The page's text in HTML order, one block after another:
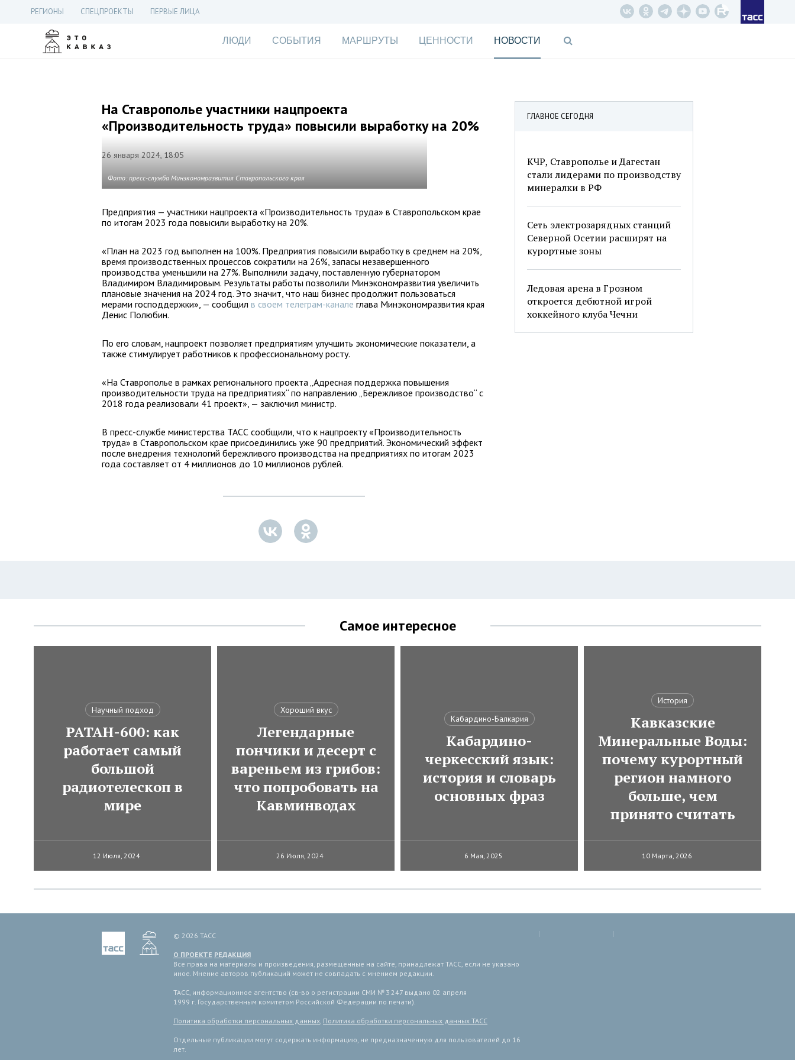
РЕГИОНЫ СПЕЦПРОЕКТЫ ПЕРВЫЕ ЛИЦА
ЛЮДИ СОБЫТИЯ МАРШРУТЫ ЦЕННОСТИ НОВОСТИ
ГЛАВНОЕ СЕГОДНЯ
КЧР, Ставрополье и Дагестан
стали лидерами по производству
минералки в РФ
Сеть электрозарядных станций
Северной Осетии расширят на
курортные зоны
Ледовая арена в Грозном
откроется дебютной игрой
хоккейного клуба Чечни
На Ставрополье участники нацпроекта
«Производительность труда» повысили выработку на 20%
26 января 2024, 18:05
Фото: пресс-служба Минэкономразвития Ставропольского края
Предприятия — участники нацпроекта «Производительность труда» в Ставропольском крае
по итогам 2023 года повысили выработку на 20%.
«План на 2023 год выполнен на 100%. Предприятия повысили выработку в среднем на 20%,
время производственных процессов сократили на 26%, запасы незавершенного
производства уменьшили на 27%. Выполнили задачу, поставленную губернатором
Владимиром Владимировым. Результаты работы позволили Минэкономразвития увеличить
плановые значения на 2024 год. Это значит, что наш бизнес продолжит пользоваться
мерами господдержки», — сообщил в своем телеграм-канале глава Минэкономразвития края
Денис Полюбин.
По его словам, нацпроект позволяет предприятиям улучшить экономические показатели, а
также стимулирует работников к профессиональному росту.
«На Ставрополье в рамках регионального проекта „Адресная поддержка повышения
производительности труда на предприятиях“ по направлению „Бережливое производство“ с
2018 года реализовали 41 проект», — заключил министр.
В пресс-службе министерства ТАСС сообщили, что к нацпроекту «Производительность
труда» в Ставропольском крае присоединились уже 90 предприятий. Экономический эффект
после внедрения технологий бережливого производства на предприятиях по итогам 2023
года составляет от 4 миллионов до 10 миллионов рублей.
Самое интересное
Научный подход
РАТАН-600: как
работает самый
большой
радиотелескоп в
мире
12 Июля, 2024
Хороший вкус
Легендарные
пончики и десерт с
вареньем из грибов:
что попробовать на
Кавминводах
26 Июля, 2024
Кабардино-Балкария
Кабардино-
черкесский язык:
история и словарь
основных фраз
6 Мая, 2025
История
Кавказские
Минеральные Воды:
почему курортный
регион намного
больше, чем
принято считать
10 Марта, 2026
© 2026 ТАСС
О ПРОЕКТЕ РЕДАКЦИЯ
Все права на материалы и произведения, размещенные на сайте, принадлежат ТАСС, если не указано
иное. Мнение авторов публикаций может не совпадать с мнением редакции.
ТАСС, информационное агентство (св-во о регистрации СМИ № 3 247 выдано 02 апреля
1999 г. Государственным комитетом Российской Федерации по печати).
Политика обработки персональных данных, Политика обработки персональных данных ТАСС
Отдельные публикации могут содержать информацию, не предназначенную для пользователей до 16
лет.